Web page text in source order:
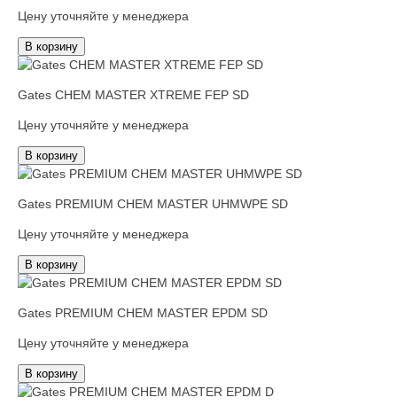
Цену уточняйте у менеджера
В корзину
Gates CHEM MASTER XTREME FEP SD
Цену уточняйте у менеджера
В корзину
Gates PREMIUM CHEM MASTER UHMWPE SD
Цену уточняйте у менеджера
В корзину
Gates PREMIUM CHEM MASTER EPDM SD
Цену уточняйте у менеджера
В корзину